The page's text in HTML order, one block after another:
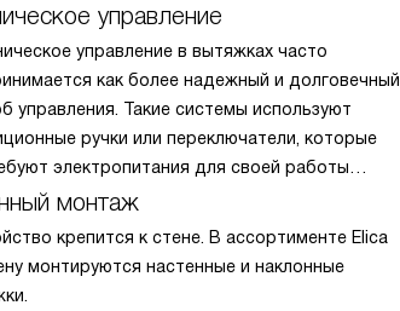
управление
управление в вытяжках часто
как более надежный и долговечный
управления. Такие системы используют
ручки или переключатели, которые
электропитания для своей работы
подвержены поломкам по сравнению
монтаж
крепится к стене. В ассортименте Elica
монтируются настенные и наклонные